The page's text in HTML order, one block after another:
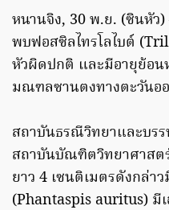
หนานจิง, 30 พ.ย. (ซินหั
พบฟอสซิลไทรโลไบต์
หัวผิดปกติ และมีอายุย้อน
มณฑลซานตงทางตะวันอ
สถาบันธรณีวิทยาและบร
สถาบันบัณฑิตวิทยาศาสตร์
ยาว 4 เซนติเมตรดังกล่า
(Phantaspis auritus) มี